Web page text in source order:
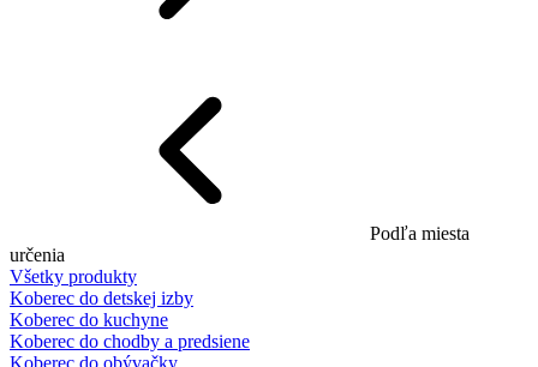
Podľa miesta
určenia
Všetky produkty
Koberec do detskej izby
Koberec do kuchyne
Koberec do chodby a predsiene
Koberec do obývačky